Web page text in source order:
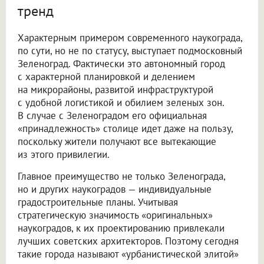
тренд
Характерным примером современного наукограда,
по сути, но не по статусу, выступает подмосковный
Зеленоград. Фактически это автономный город
с характерной планировкой и делением
на микрорайоны, развитой инфраструктурой
с удобной логистикой и обилием зеленых зон.
В случае с Зеленоградом его официальная
«принадлежность» столице идет даже на пользу,
поскольку жители получают все вытекающие
из этого привилегии.
Главное преимущество не только Зеленограда,
но и других наукоградов — индивидуальные
градостроительные планы. Учитывая
стратегическую значимость «оригинальных»
наукоградов, к их проектированию привлекали
лучших советских архитекторов. Поэтому сегодня
такие города называют «урбанистической элитой»